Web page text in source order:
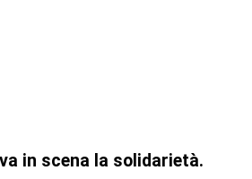
in scena la solidarietà.